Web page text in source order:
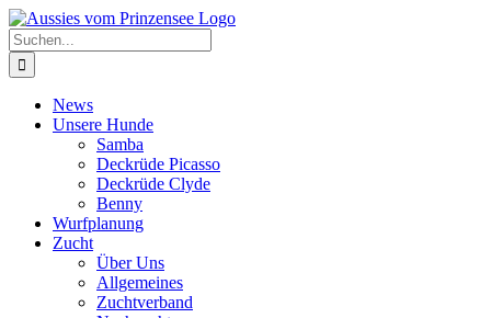
Zum
Inhalt
springen
Suche
nach:
News
Unsere Hunde
Samba
Deckrüde Picasso
Deckrüde Clyde
Benny
Wurfplanung
Zucht
Über Uns
Allgemeines
Zuchtverband